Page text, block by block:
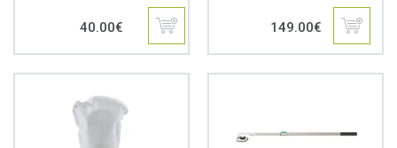
40.00€ 149.00€